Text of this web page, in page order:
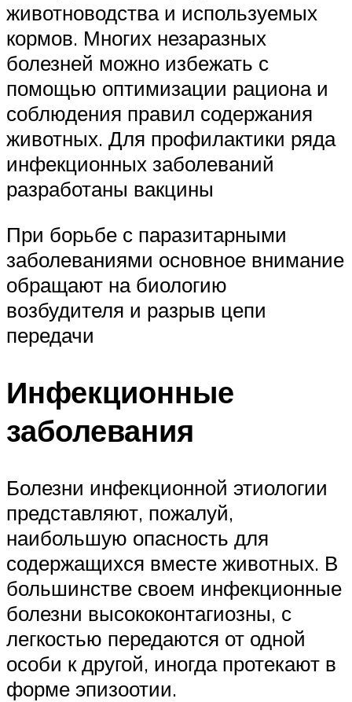
животноводства и используемых
кормов. Многих незаразных
болезней можно избежать с
помощью оптимизации рациона и
соблюдения правил содержания
животных. Для профилактики ряда
инфекционных заболеваний
разработаны вакцины
При борьбе с паразитарными
заболеваниями основное внимание
обращают на биологию
возбудителя и разрыв цепи
передачи
Инфекционные
заболевания
Болезни инфекционной этиологии
представляют, пожалуй,
наибольшую опасность для
содержащихся вместе животных. В
большинстве своем инфекционные
болезни высококонтагиозны, с
легкостью передаются от одной
особи к другой, иногда протекают в
форме эпизоотии.